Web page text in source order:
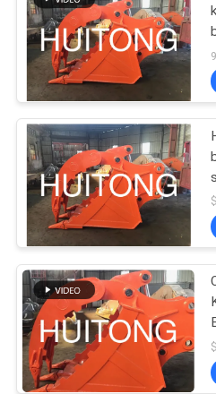
Açma
Ekskavatör
Kovası